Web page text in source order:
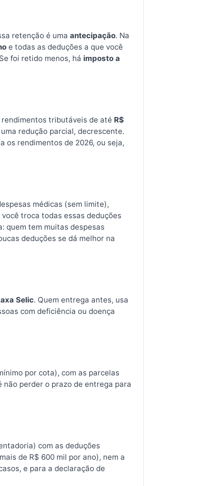
retenção é uma antecipação. Na
e todas as deduções a que você
foi retido menos, há imposto a
tributáveis de até R$
redução parcial, decrescente.
os rendimentos de 2026, ou seja,
médicas (sem limite),
você troca todas essas deduções
quem tem muitas despesas
deduções se dá melhor na
Selic. Quem entrega antes, usa
com deficiência ou doença
por cota), com as parcelas
perder o prazo de entrega para
com as deduções
de R$ 600 mil por ano), nem a
e para a declaração de